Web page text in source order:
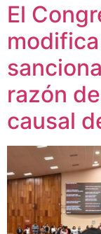
El
razón
causal